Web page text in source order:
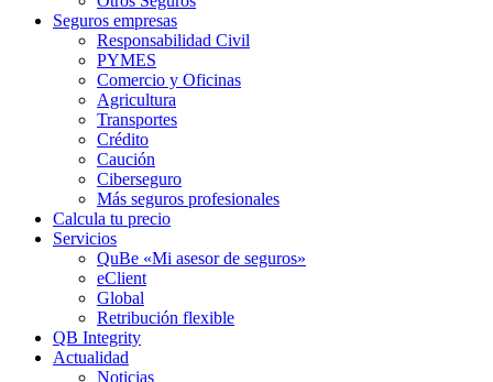
Seguros empresas
Responsabilidad Civil
PYMES
Comercio y Oficinas
Agricultura
Transportes
Crédito
Caución
Ciberseguro
Más seguros profesionales
Calcula tu precio
Servicios
QuBe «Mi asesor de seguros»
eClient
Global
Retribución flexible
QB Integrity
Actualidad
Noticias